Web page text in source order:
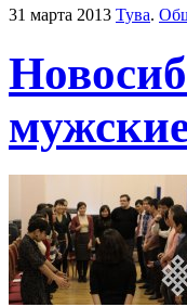
31 марта 2013 Тува.